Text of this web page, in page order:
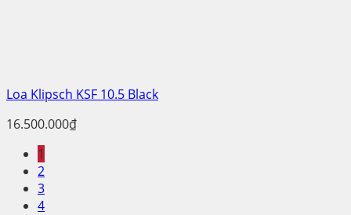
Loa Klipsch KSF 10.5 Black
16.500.000₫
1
2
3
4